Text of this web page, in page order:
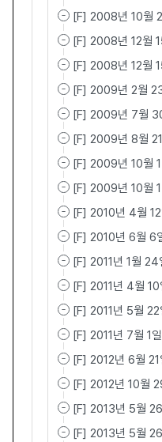
[F] 2008년 10월
[F] 2008년 12월
[F] 2008년 12월
[F] 2009년 2월
[F] 2009년 7월
[F] 2009년 8월
[F] 2009년 10월
[F] 2009년 10월
[F] 2010년 4월 12
[F] 2010년 6월 6
[F] 2011년 1월 24
[F] 2011년 4월 10
[F] 2011년 5월 22
[F] 2011년 7월 1
[F] 2012년 6월 21
[F] 2012년 10월
[F] 2013년 5월
[F] 2013년 5월